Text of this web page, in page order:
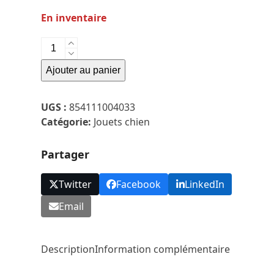
En inventaire
quantité
de
Benebone
Y
Bacon
Small
Ajouter au panier
UGS :854111004033
Catégorie: Jouets chien
Partager
Twitter Facebook
LinkedIn
Email
DescriptionInformation complémentaire